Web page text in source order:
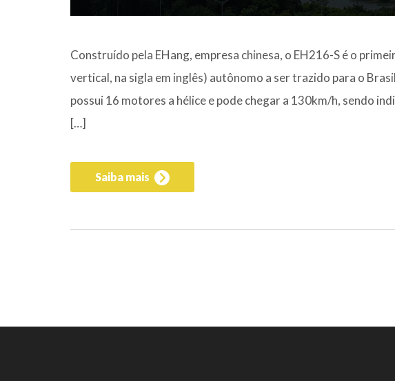
Construído pela EHang, empresa chinesa, o EH216-S é o
vertical, na sigla em inglês) autônomo a ser trazido para o
possui 16 motores a hélice e pode chegar a 130km/h, sendo
[…]
Saiba mais